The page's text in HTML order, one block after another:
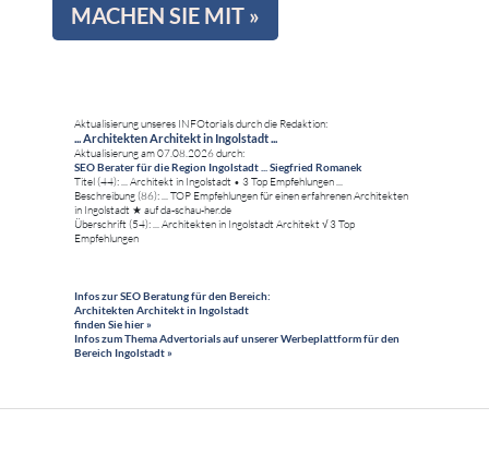
MACHEN SIE MIT »
Aktualisierung unseres INFOtorials durch die Redaktion:
... Architekten Architekt in Ingolstadt ...
Aktualisierung am 07.08.2026 durch:
SEO Berater für die Region Ingolstadt ... Siegfried Romanek
Titel (44): ... Architekt in Ingolstadt • 3 Top Empfehlungen ...
Beschreibung (86): ... TOP Empfehlungen für einen erfahrenen Architekten
in Ingolstadt ★ auf da-schau-her.de
Überschrift (54): ... Architekten in Ingolstadt Architekt √ 3 Top
Empfehlungen
Infos zur SEO Beratung für den Bereich:
Architekten Architekt in Ingolstadt
finden Sie hier »
Infos zum Thema Advertorials auf unserer Werbeplattform für den
Bereich Ingolstadt »